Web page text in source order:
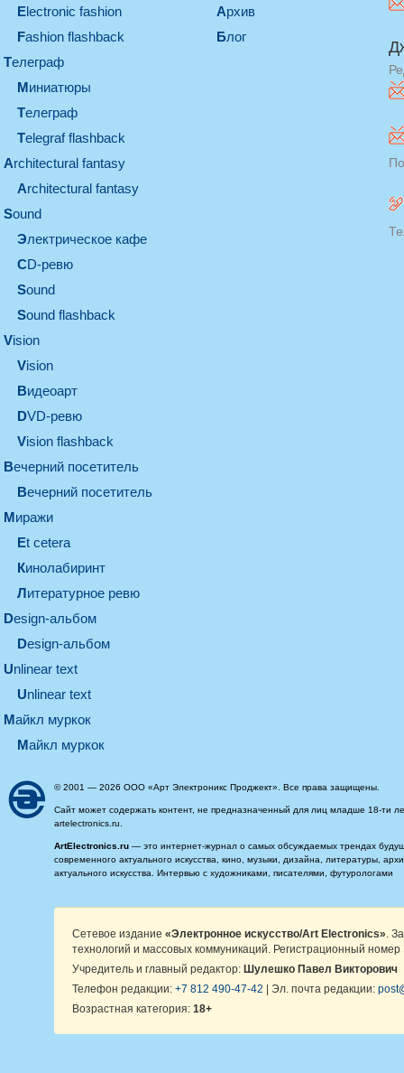
electronic fashion
Fashion flashback
телеграф
миниатюры
телеграф
Telegraf flashback
architectural fantasy
architectural fantasy
sound
электрическое кафе
CD-ревю
sound
Sound flashback
vision
vision
видеоарт
DVD-ревю
Vision flashback
вечерний посетитель
вечерний посетитель
миражи
et cetera
кинолабиринт
литературное ревю
design-альбом
design-альбом
unlinear text
Unlinear text
майкл муркок
майкл муркок
Архив
Блог
© 2001 — 2026 ООО «Арт Электроникс Проджект». Все права защищены.
Сайт может содержать контент, не предназначенный для лиц младше 18-ти
artelectronics.ru.
ArtElectronics.ru — это интернет-журнал о самых обсуждаемых трендах
современного актуального искусства, кино, музыки, дизайна, литературы,
актуального искусства. Интервью с художниками, писателями, футурологами
Сетевое издание «Электронное искусство/Art Electronics» .
технологий и массовых коммуникаций. Регистрационный
Учредитель и главный редактор: Шулешко Павел Викторович
Телефон редакции: +7 812 490-47-42 | Эл. почта редакции:
Возрастная категория: 18+